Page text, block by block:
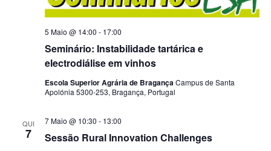
Seminário: Instabilidade tartárica e
electrodiálise em vinhos
5 Maio @ 14:00 - 17:00
Escola Superior Agrária de BragançaCampus de Santa
Apolónia 5300-253, Bragança, Portugal
QUI
7 Sessão Rural Innovation Challenges
7 Maio @ 10:30 - 13:00